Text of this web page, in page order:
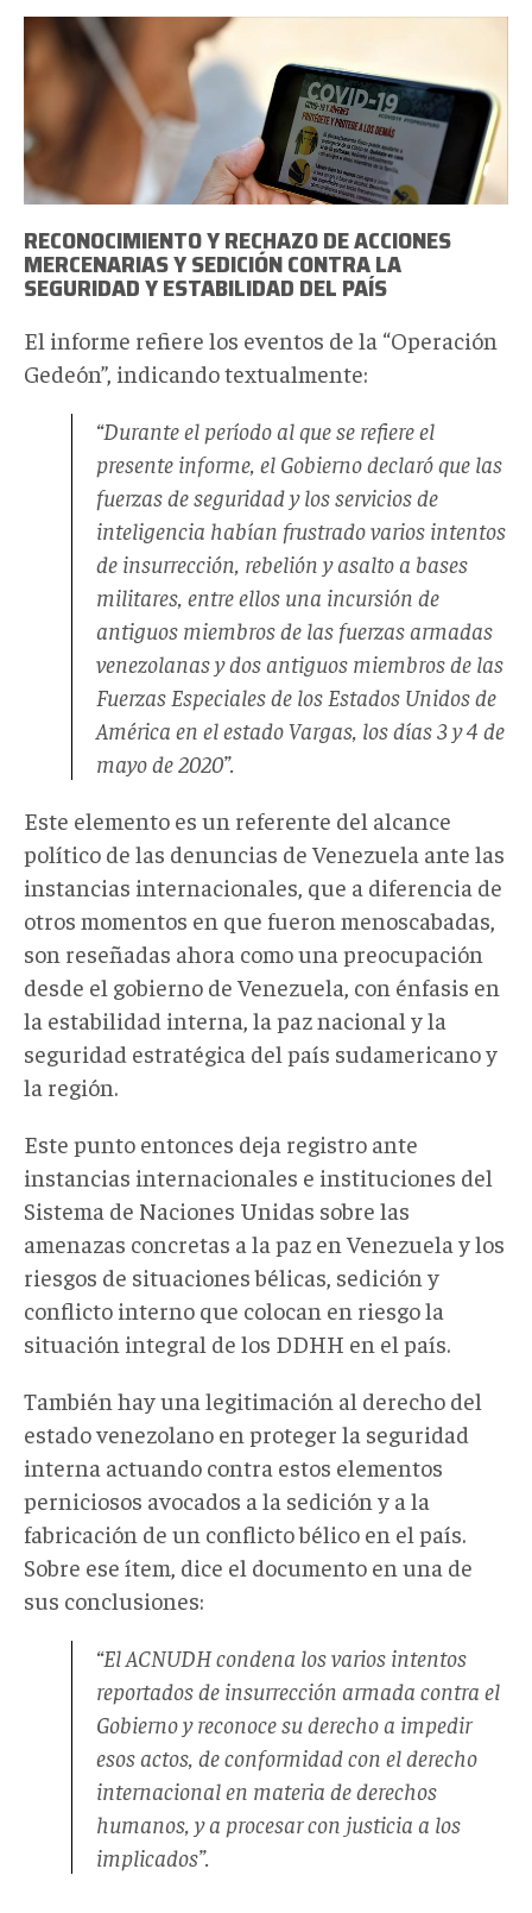
RECONOCIMIENTO Y RECHAZO DE ACCIONES
MERCENARIAS Y SEDICIÓN CONTRA LA
SEGURIDAD Y ESTABILIDAD DEL PAÍS
El informe refiere los eventos de la “Operación
Gedeón”, indicando textualmente:
“Durante el período al que se refiere el
presente informe, el Gobierno declaró que las
fuerzas de seguridad y los servicios de
inteligencia habían frustrado varios intentos
de insurrección, rebelión y asalto a bases
militares, entre ellos una incursión de
antiguos miembros de las fuerzas armadas
venezolanas y dos antiguos miembros de las
Fuerzas Especiales de los Estados Unidos de
América en el estado Vargas, los días 3 y 4 de
mayo de 2020”.
Este elemento es un referente del alcance
político de las denuncias de Venezuela ante las
instancias internacionales, que a diferencia de
otros momentos en que fueron menoscabadas,
son reseñadas ahora como una preocupación
desde el gobierno de Venezuela, con énfasis en
la estabilidad interna, la paz nacional y la
seguridad estratégica del país sudamericano y
la región.
Este punto entonces deja registro ante
instancias internacionales e instituciones del
Sistema de Naciones Unidas sobre las
amenazas concretas a la paz en Venezuela y los
riesgos de situaciones bélicas, sedición y
conflicto interno que colocan en riesgo la
situación integral de los DDHH en el país.
También hay una legitimación al derecho del
estado venezolano en proteger la seguridad
interna actuando contra estos elementos
perniciosos avocados a la sedición y a la
fabricación de un conflicto bélico en el país.
Sobre ese ítem, dice el documento en una de
sus conclusiones:
“El ACNUDH condena los varios intentos
reportados de insurrección armada contra el
Gobierno y reconoce su derecho a impedir
esos actos, de conformidad con el derecho
internacional en materia de derechos
humanos, y a procesar con justicia a los
implicados”.